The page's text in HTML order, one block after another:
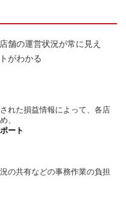
舗の運営状況が常に見え
がわかる
れた損益情報によって、各店
、
ート
の共有などの事務作業の負担